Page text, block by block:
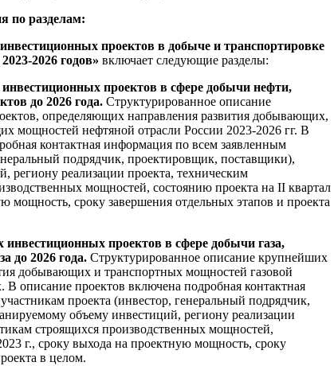
по разделам:
проектов в добыче и транспортировке
2026 годов» включает следующие разделы:
проектов в сфере добычи нефти,
до 2026 года. Структурированное описание
определяющих направления развития добывающих,
мощностей нефтяной отрасли России 2023-2026 гг. В
контактная информация по всем заявленным
подрядчик, проектировщик, поставщики),
региону реализации проекта, техническим
мощностей, состоянию проекта на II квартал
мощность, сроку завершения отдельных этапов и проекта
проектов в сфере добычи газа,
до 2026 года. Структурированное описание крупнейших
добывающих и транспортных мощностей газовой
В описание проектов включена подробная контактная
проекта (инвестор, генеральный подрядчик,
объему инвестиций, региону реализации
строящихся производственных мощностей,
г., сроку выхода на проектную мощность, сроку
в целом.